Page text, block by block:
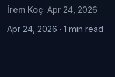
İrem Koç· Apr 24, 2026
Apr 24, 2026 · 1 min read